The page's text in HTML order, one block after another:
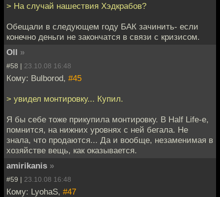
> На случай нашествия Хэдкрабов?
Обещали в следующем году БАК зачинить- если
конечно деньги не закончатся в связи с кризисом.
Oll »
#58 | 23.10.08 16:48
Кому: Bulborod, #45
> увидел монтировку... Купил.
Я бы себе тоже прикупила монтировку. В Half Life-е,
помнится, на нижних уровнях с ней бегала. Не
знала, что продаются... Да и вообще, незаменимая в
хозяйстве вещь, как оказывается.
amirikanis »
#59 | 23.10.08 16:48
Кому: LyohaS, #47